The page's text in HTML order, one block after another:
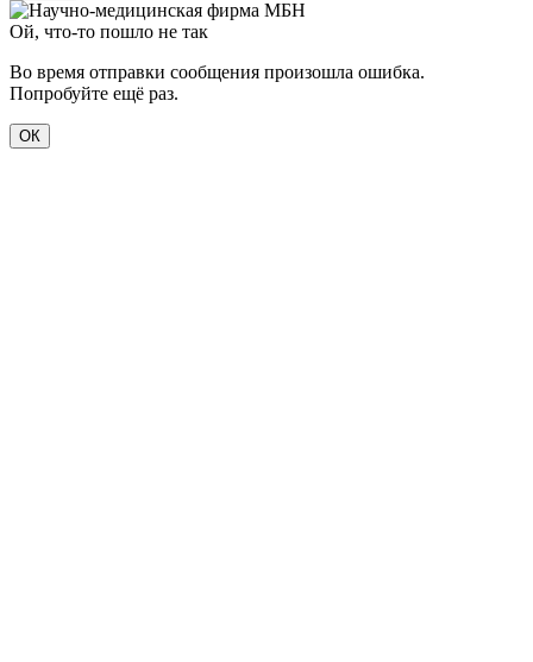
Ой, что-то пошло не так
Во время отправки сообщения произошла ошибка.
Попробуйте ещё раз.
ОК